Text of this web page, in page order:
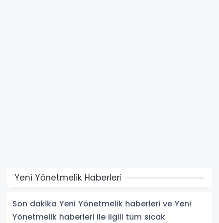
Yeni Yönetmelik Haberleri
Son dakika Yeni Yönetmelik haberleri ve Yeni
Yönetmelik haberleri ile ilgili tüm sıcak